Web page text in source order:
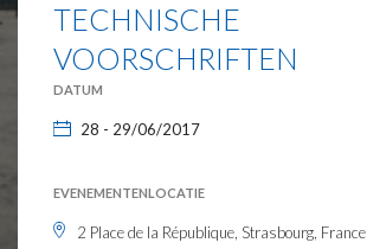
TECHNISCHE
VOORSCHRIFTEN
DATUM
28 - 29/06/2017
EVENEMENTENLOCATIE
2 Place de la République, Strasbourg, France